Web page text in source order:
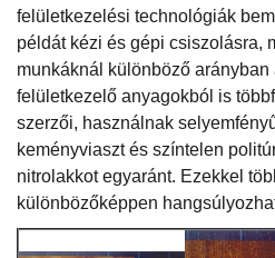
felületkezelési technológiák
példát kézi és gépi csiszolásra,
munkáknál különböző arányban
felületkezelő anyagokból is
szerzői, használnak
keményviaszt és színtelen
nitrolakkot egyaránt. Ezekkel
különbözőképpen